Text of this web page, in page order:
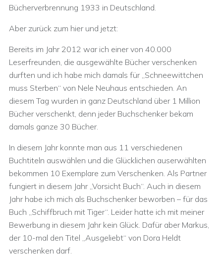
Bücherverbrennung 1933 in Deutschland.
Aber zurück zum hier und jetzt:
Bereits im Jahr 2012 war ich einer von 40.000
Leserfreunden, die ausgewählte Bücher verschenken
durften und ich habe mich damals für „Schneewittchen
muss Sterben“ von Nele Neuhaus entschieden. An
diesem Tag wurden in ganz Deutschland über 1 Million
Bücher verschenkt, denn jeder Buchschenker bekam
damals ganze 30 Bücher.
In diesem Jahr konnte man aus 11 verschiedenen
Buchtiteln auswählen und die Glücklichen auserwählten
bekommen 10 Exemplare zum Verschenken. Als Partner
fungiert in diesem Jahr „Vorsicht Buch“. Auch in diesem
Jahr habe ich mich als Buchschenker beworben – für das
Buch „Schiffbruch mit Tiger“. Leider hatte ich mit meiner
Bewerbung in diesem Jahr kein Glück. Dafür aber Markus,
der 10-mal den Titel „Ausgeliebt“ von Dora Heldt
verschenken darf.